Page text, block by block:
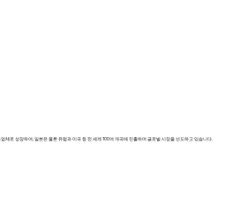
체로 성장하여, 일본은 물론 유럽과 미국 등 전 세계 100여 개국에 진출하며 글로벌 시장을 선도하고 있습니다.